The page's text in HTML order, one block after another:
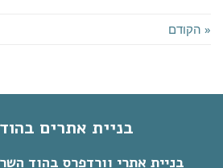
« הקודם
בניית אתרים
בניית אתרי וורדפרס בהוד